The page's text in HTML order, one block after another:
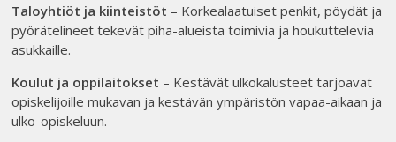
Taloyhtiöt ja kiinteistöt – Korkealaatuiset penkit, pöydät ja
pyörätelineet tekevät piha-alueista toimivia ja houkuttelevia
asukkaille.
Koulut ja oppilaitokset – Kestävät ulkokalusteet tarjoavat
opiskelijoille mukavan ja kestävän ympäristön vapaa-aikaan ja
ulko-opiskeluun.